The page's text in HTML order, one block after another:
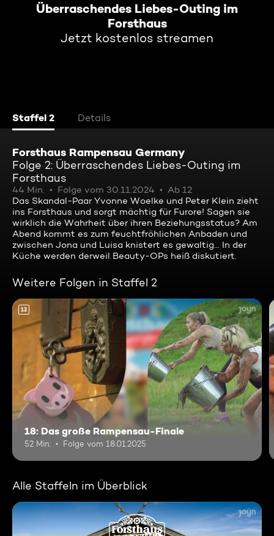
Überraschendes Liebes-Outing im
Forsthaus
Jetzt kostenlos streamen
Staffel 2 Details
Forsthaus Rampensau Germany
Folge 2: Überraschendes Liebes-Outing im
Forsthaus
44 Min. Folge vom 30.11.2024
Ab 12
Das Skandal-Paar Yvonne Woelke und Peter Klein zieht
ins Forsthaus und sorgt mächtig für Furore! Sagen sie
wirklich die Wahrheit über ihren Beziehungsstatus? Am
Abend kommt es zum feuchtfröhlichen Anbaden und
zwischen Jona und Luisa knistert es gewaltig... In der
Küche werden derweil Beauty-OPs heiß diskutiert.
Weitere Folgen in Staffel 2
12
18: Das große Rampensau-Finale
52 Min. Folge vom 18.01.2025
Alle Staffeln im Überblick